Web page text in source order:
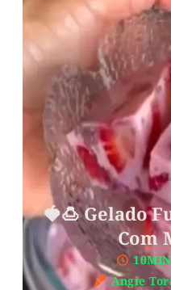
🍓🍮 Gelado
Com
Angie